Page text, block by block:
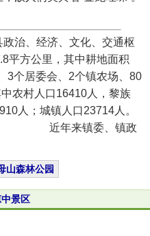
治、经济、文化、交通枢
平方公里，其中耕地面积
3个居委会、2个镇农场、80
农村人口16410人，黎族
人；城镇人口23714人。
。 近年来镇委、镇政
山森林公园
景区